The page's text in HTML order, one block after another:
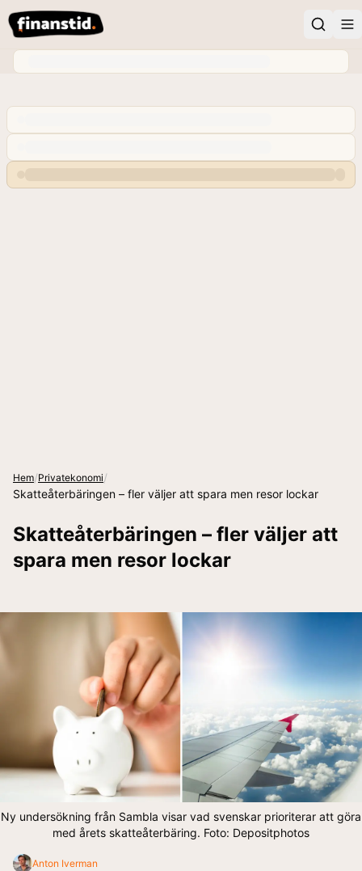
Hem/Privatekonomi/
Skatteåterbäringen – fler väljer att spara men resor lockar
Skatteåterbäringen – fler väljer att
spara men resor lockar
Ny undersökning från Sambla visar vad svenskar prioriterar att göra
med årets skatteåterbäring. Foto: Depositphotos
Anton Iverman